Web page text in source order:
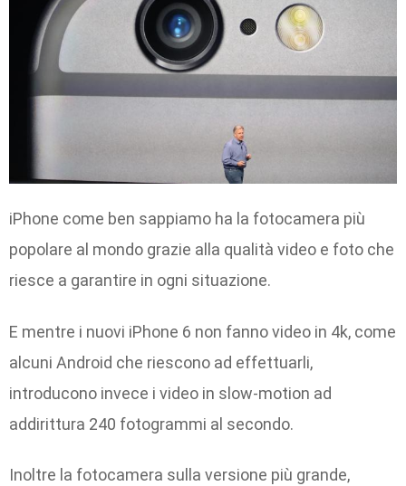
iPhone come ben sappiamo ha la fotocamera più
popolare al mondo grazie alla qualità video e foto che
riesce a garantire in ogni situazione.
E mentre i nuovi iPhone 6 non fanno video in 4k, come
alcuni Android che riescono ad effettuarli,
introducono invece i video in slow-motion ad
addirittura 240 fotogrammi al secondo.
Inoltre la fotocamera sulla versione più grande,